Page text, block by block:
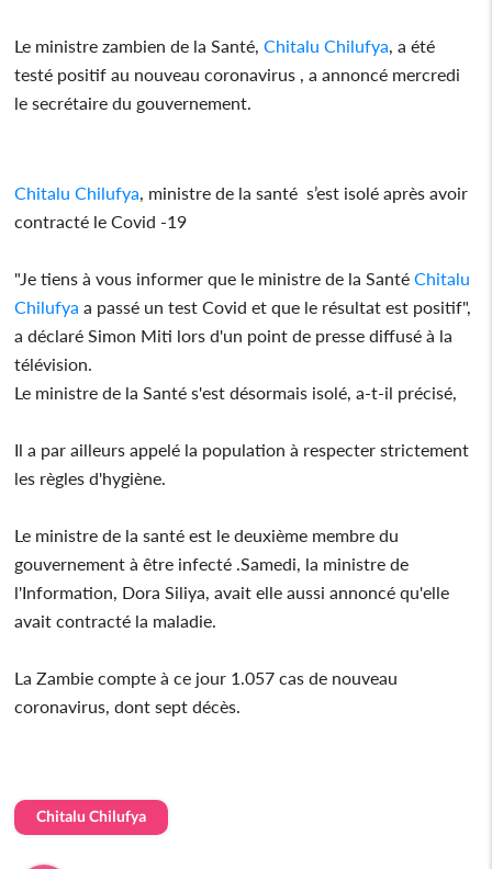
Le ministre zambien de la Santé,Chitalu Chilufya, a été
testé positif au nouveau coronavirus , a annoncé mercredi
le secrétaire du gouvernement.
Chitalu Chilufya, ministre de la santé s’est isolé après avoir
contracté le Covid -19
"Je tiens à vous informer que le ministre de la SantéChitalu
Chilufya a passé un test Covid et que le résultat est positif",
a déclaré Simon Miti lors d'un point de presse diffusé à la
télévision.
Le ministre de la Santé s'est désormais isolé, a-t-il précisé,
Il a par ailleurs appelé la population à respecter strictement
les règles d'hygiène.
Le ministre de la santé est le deuxième membre du
gouvernement à être infecté .Samedi, la ministre de
l'Information, Dora Siliya, avait elle aussi annoncé qu'elle
avait contracté la maladie.
La Zambie compte à ce jour 1.057 cas de nouveau
coronavirus, dont sept décès.
Chitalu Chilufya